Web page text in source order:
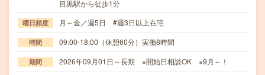
目黒駅から徒歩1分
曜日頻度 月～金／週5日 #週3日以上在宅
時間 09:00-18:00（休憩60分）実働8時間
期間 2026年09月01日～長期 ※開始日相談OK ※9月～！